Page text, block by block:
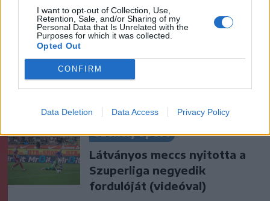
I want to opt-out of Collection, Use,
Retention, Sale, and/or Sharing of my
Personal Data that Is Unrelated with the
Purposes for which it was collected.
Opted Out
CONFIRM
Data Deletion Data Access Privacy Policy
tevő törvényt
Székelyhon
Húsdarálógépbe szorult egy
kétéves gyerek keze, a
tűzoltókra is szükség volt a
műtőben
Székely Sport
Látványos meccs nyitotta a
Szuperliga negyedik
fordulóját (videóval)